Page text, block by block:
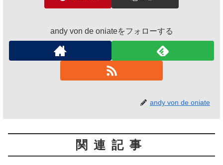
andy von de oniateをフォローする
andy von de oniate
関連記事